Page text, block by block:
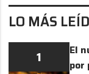
LO MÁS
1
El
por